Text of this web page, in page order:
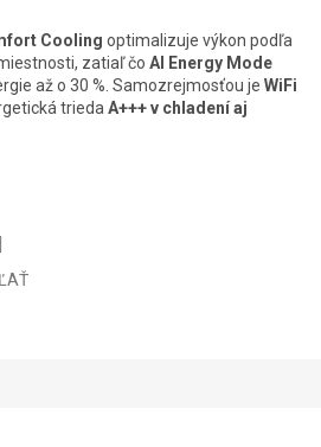
Cooling optimalizuje výkon podľa
zatiaľ čo AI Energy Mode
až o 30 %. Samozrejmosťou je WiFi
triedaA+++ v chladení aj